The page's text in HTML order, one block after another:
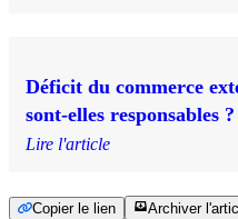
Déficit du commerce
sont-elles responsables ?
Lire l'article
Copier le lien Archiver